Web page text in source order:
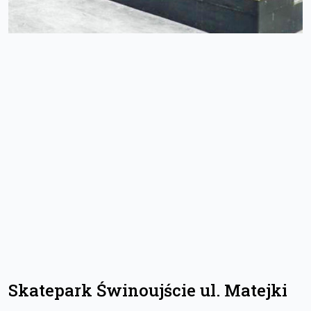
Skatepark Świnoujście ul. Matejki